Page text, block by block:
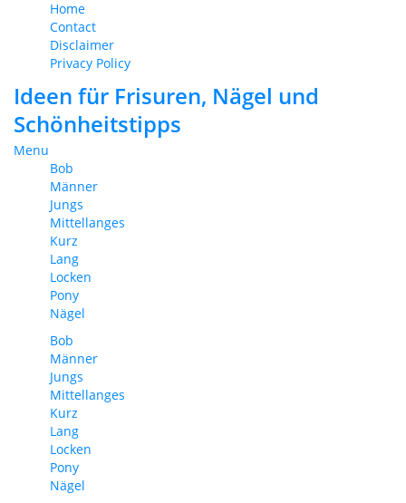
Home
Contact
Disclaimer
Privacy Policy
Ideen für Frisuren, Nägel und
Schönheitstipps
Menu
Bob
Männer
Jungs
Mittellanges
Kurz
Lang
Locken
Pony
Nägel
Bob
Männer
Jungs
Mittellanges
Kurz
Lang
Locken
Pony
Nägel